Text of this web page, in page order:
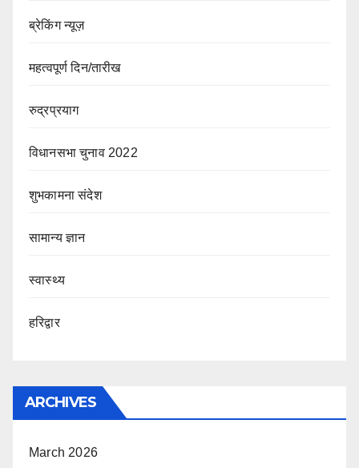
ब्रेकिंग न्यूज़
महत्वपूर्ण दिन/तारीख
रुद्रप्रयाग
विधानसभा चुनाव 2022
शुभकामना संदेश
सामान्य ज्ञान
स्वास्थ्य
हरिद्वार
ARCHIVES
March 2026